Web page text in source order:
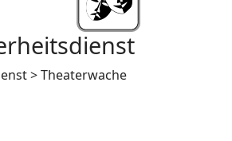
> Theaterwache